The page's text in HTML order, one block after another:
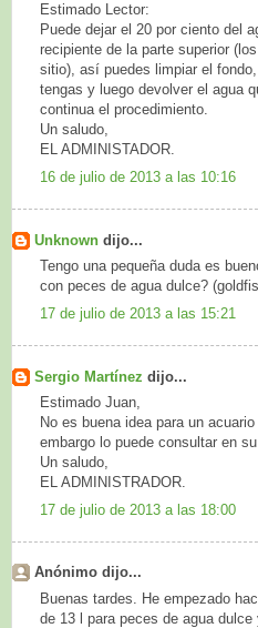
Estimado Lector:
Puede dejar el 20 por ciento del
recipiente de la parte superior
sitio), así puedes limpiar el
tengas y luego devolver el agua
continua el procedimiento.
Un saludo,
EL ADMINISTADOR.
16 de julio de 2013 a las 10:16
Unknown dijo...
Tengo una pequeña duda es
con peces de agua dulce?
17 de julio de 2013 a las 15:21
Sergio Martínez dijo...
Estimado Juan,
No es buena idea para un
embargo lo puede consultar en
Un saludo,
EL ADMINISTRADOR.
17 de julio de 2013 a las 18:00
Anónimo dijo...
Buenas tardes. He empezado
de 13 l para peces de agua